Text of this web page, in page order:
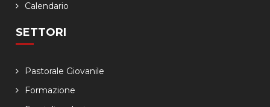
Calendario
SETTORI
Pastorale Giovanile
Formazione